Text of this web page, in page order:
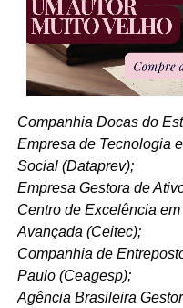
Companhia Docas do
Empresa de Tecnologia
Social (Dataprev);
Empresa Gestora de
Centro de Excelência
Avançada (Ceitec);
Companhia de
Paulo (Ceagesp);
Agência Brasileira